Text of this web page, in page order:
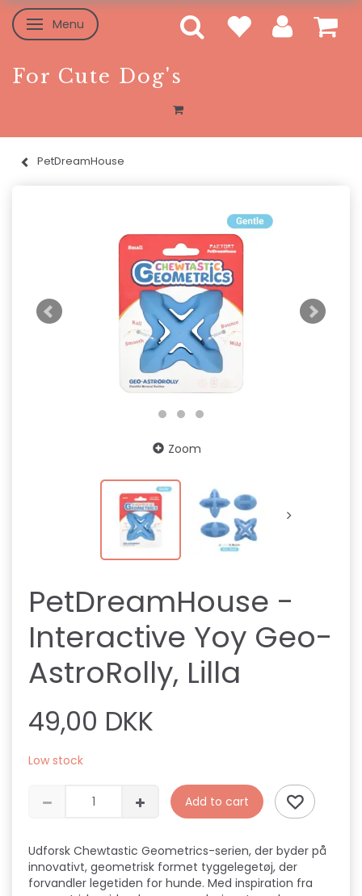
Toggle navigation
Menu
For Cute Dog's
PetDreamHouse
Zoom
PetDreamHouse -
Interactive Yoy Geo-
AstroRolly, Lilla
49,00 DKK
Low stock
Add to cart
Udforsk Chewtastic Geometrics-serien, der byder på
innovativt, geometrisk formet tyggelegetøj, der
forvandler legetiden for hunde. Med inspiration fra